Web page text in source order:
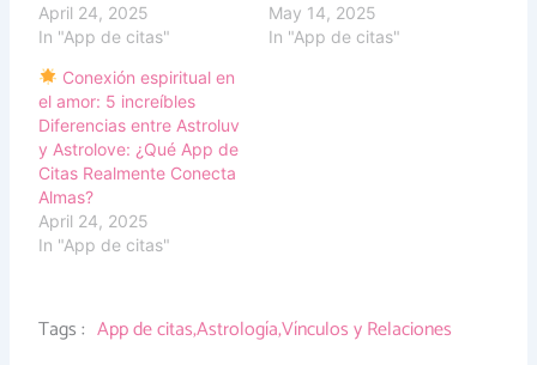
April 24, 2025
In "App de citas"
May 14, 2025
In "App de citas"
Conexión espiritual en
el amor: 5 increíbles
Diferencias entre Astroluv
y Astrolove: ¿Qué App de
Citas Realmente Conecta
Almas?
April 24, 2025
In "App de citas"
Tags : App de citas,Astrología,Vínculos y Relaciones